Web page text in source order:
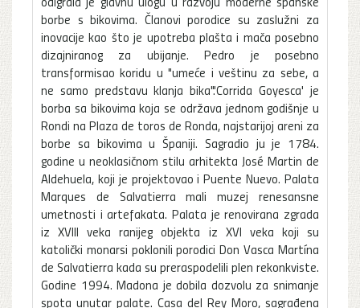
borbe s bikovima. Članovi porodice su zaslužni za
inovacije kao što je upotreba plašta i mača posebno
dizajniranog za ubijanje. Pedro je posebno
transformisao koridu u "umeće i veštinu za sebe, a
ne samo predstavu klanja bika".'Corrida Goyesca' je
borba sa bikovima koja se održava jednom godišnje u
Rondi na Plaza de toros de Ronda, najstarijoj areni za
borbe sa bikovima u Španiji. Sagradio ju je 1784.
godine u neoklasičnom stilu arhitekta José Martin de
Aldehuela, koji je projektovao i Puente Nuevo. Palata
Marques de Salvatierra mali muzej renesansne
umetnosti i artefakata. Palata je renovirana zgrada
iz XVIII veka ranijeg objekta iz XVI veka koji su
katolički monarsi poklonili porodici Don Vasca Martína
de Salvatierra kada su preraspodelili plen rekonkviste.
Godine 1994. Madona je dobila dozvolu za snimanje
spota unutar palate. Casa del Rey Moro, sagrađena